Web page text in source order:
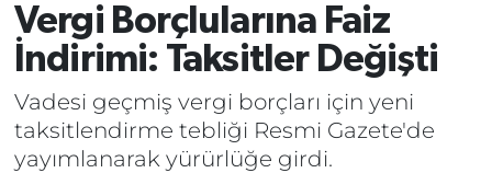
Vergi Borçlularına Faiz
İndirimi: Taksitler Değişti
Vadesi geçmiş vergi borçları için yeni
taksitlendirme tebliği Resmi Gazete'de
yayımlanarak yürürlüğe girdi.